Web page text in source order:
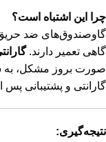
چرا این اشتباه است؟
گاوصندوق‌های ضد حریق،
گاهی تعمیر دارند.
صورت بروز مشکل، به
گارانتی و پشتیبانی
نتیجه‌گیری: